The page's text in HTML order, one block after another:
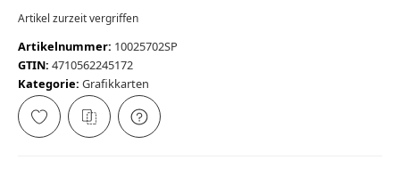
Artikel zurzeit vergriffen
Artikelnummer: 10025702SP
GTIN: 4710562245172
Kategorie: Grafikkarten